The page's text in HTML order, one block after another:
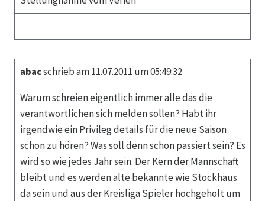
abacschrieb am 11.07.2011 um 05:49:32
Warum schreien eigentlich immer alle das die
verantwortlichen sich melden sollen? Habt ihr
irgendwie ein Privileg details für die neue Saison
schon zu hören? Was soll denn schon passiert sein? Es
wird so wie jedes Jahr sein. Der Kern der Mannschaft
bleibt und es werden alte bekannte wie Stockhaus
da sein und aus der Kreisliga Spieler hochgeholt um